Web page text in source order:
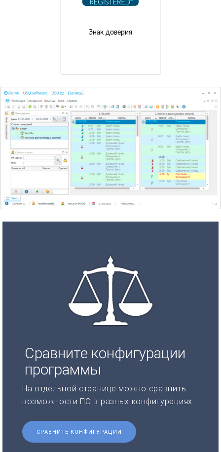
Знак доверия
Сравните конфигурации
программы
На отдельной странице можно сравнить
возможности ПО в разных конфигурациях.
СРАВНИТЕ КОНФИГУРАЦИИ